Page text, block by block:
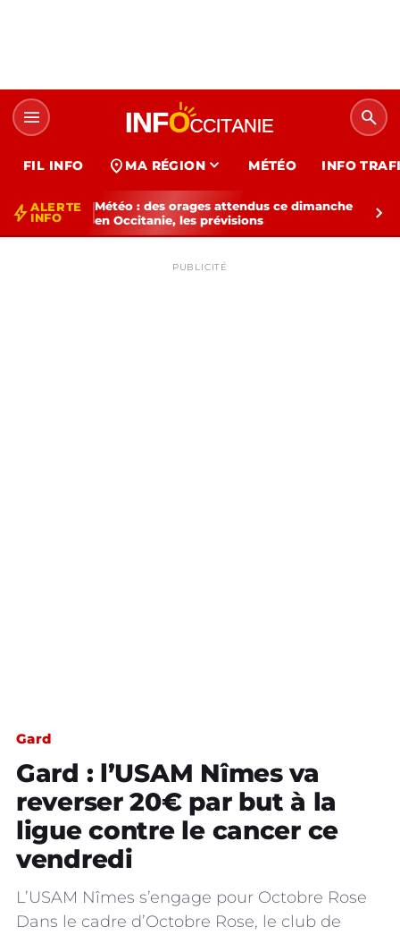
menu search
FIL INFO location_on MA RÉGION expand_more MÉTÉO INFO
bolt ALERTE
INFO
Météo : des orages attendus ce dimanche
en Occitanie, les prévisions
chevron_right
PUBLICITÉ
Gard
Gard : l’USAM Nîmes va
reverser 20€ par but à la
ligue contre le cancer ce
vendredi
L’USAM Nîmes s’engage pour Octobre Rose
Dans le cadre d’Octobre Rose, le club de